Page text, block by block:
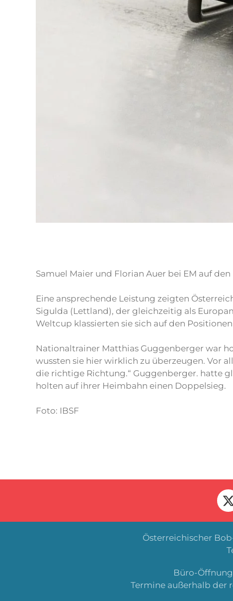
Samuel Maier und Florian Auer bei EM auf den
Eine ansprechende Leistung zeigten
Sigulda (Lettland), der gleichzeitig als
Weltcup klassierten sie sich auf den Positionen
Nationaltrainer Matthias Guggenberger war
wussten sie hier wirklich zu überzeugen. Vor
die richtige Richtung.“ Guggenberger. hatte
holten auf ihrer Heimbahn einen Doppelsieg.
Foto: IBSF
Österreichischer
Büro-
Termine außerhalb der